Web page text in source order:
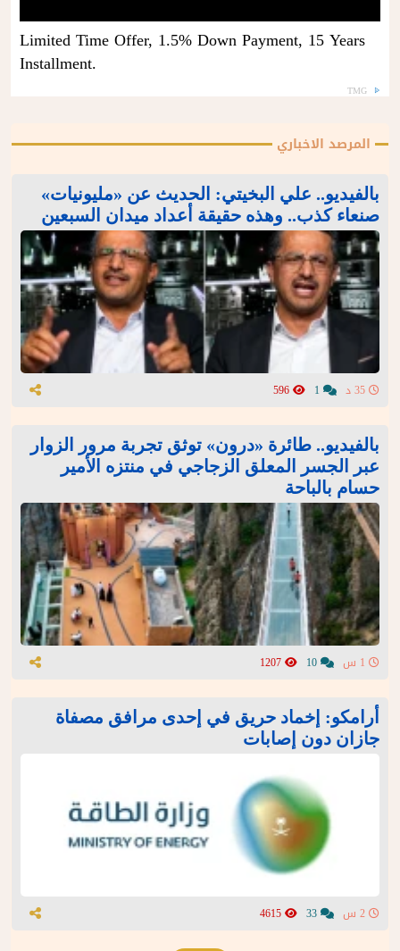
Limited Time Offer, 1.5% Down Payment, 15 Years
Installment.
TMG
المرصد الاخباري
بالفيديو.. علي البخيتي: الحديث عن «مليونيات»
صنعاء كذب.. وهذه حقيقة أعداد ميدان السبعين
بالفيديو.. طائرة «درون» توثق تجربة مرور الزوار
عبر الجسر المعلق الزجاجي في منتزه الأمير
حسام بالباحة
أرامكو: إخماد حريق في إحدى مرافق مصفاة
جازان دون إصابات